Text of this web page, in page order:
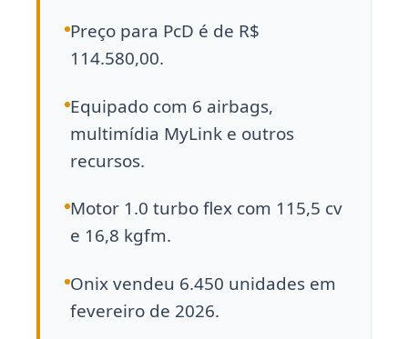
Preço para PcD é de R$
114.580,00.
Equipado com 6 airbags,
multimídia MyLink e outros
recursos.
Motor 1.0 turbo flex com 115,5 cv
e 16,8 kgfm.
Onix vendeu 6.450 unidades em
fevereiro de 2026.